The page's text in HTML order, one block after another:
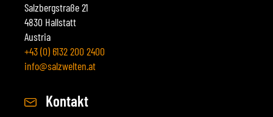
Salzbergstraße 21
4830 Hallstatt
Austria
+43 (0) 6132 200 2400
info@salzwelten.at
Kontakt